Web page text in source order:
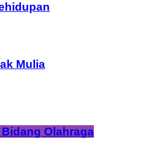
Mulia
Olahraga